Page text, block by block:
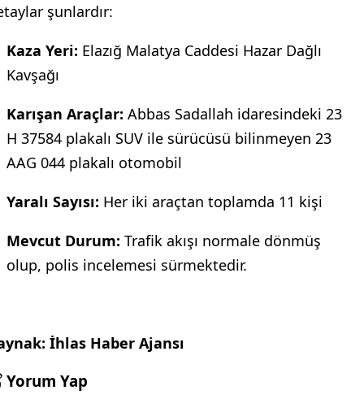
şunlardır:
Kaza Yeri: Elazığ Malatya Caddesi Hazar Dağlı
Kavşağı
Karışan Araçlar: Abbas Sadallah idaresindeki 23
H 37584 plakalı SUV ile sürücüsü bilinmeyen 23
AAG 044 plakalı otomobil
Yaralı Sayısı: Her iki araçtan toplamda 11 kişi
Mevcut Durum: Trafik akışı normale dönmüş
olup, polis incelemesi sürmektedir.
İhlas Haber Ajansı
Yorum Yap